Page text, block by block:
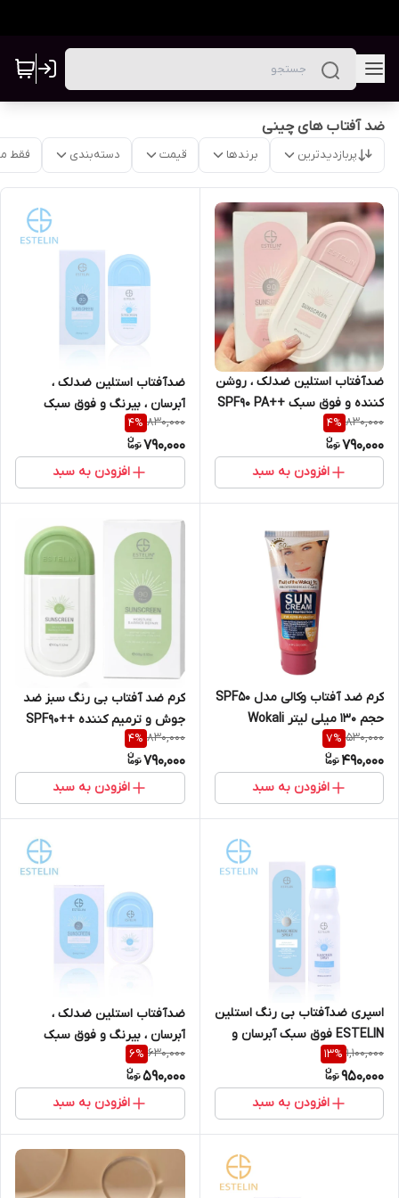
ضد آفتاب های چینی
پربازدیدترین برندها قیمت دسته‌بندی فقط
ضدآفتاب استلین ضدلک ، روشن
کننده و فوق سبک ++SPF۹۰ PA
Spots Bright Complete
830,000
4%
790,000
افزودن به سبد
ضدآفتاب استلین ضدلک ،
آبرسان ، بیرنگ و فوق سبک
|++++Estelin Ultra-Light
Hydrating Invisible Sunscreen
SPF80 PA
830,000
4%
790,000
افزودن به سبد
کرم ضد آفتاب وکالی مدل SPF50
حجم 130 میلی لیتر Wokali
Sunscreen
530,000
7%
490,000
افزودن به سبد
کرم ضد آفتاب بی رنگ سبز ضد
جوش و ترمیم کننده ++SPF90
گرم
830,000
4%
790,000
افزودن به سبد
اسپری ضدآفتاب بی رنگ استلین
ESTELIN فوق سبک آبرسان و
ضدلک حجم 180میل
1,100,000
13%
950,000
افزودن به سبد
ضدآفتاب استلین ضدلک ،
آبرسان ، بیرنگ و فوق سبک
|++++Estelin Ultra-Light
Hydrating Invisible Sunscreen
SPF50 PA
630,000
6%
590,000
افزودن به سبد